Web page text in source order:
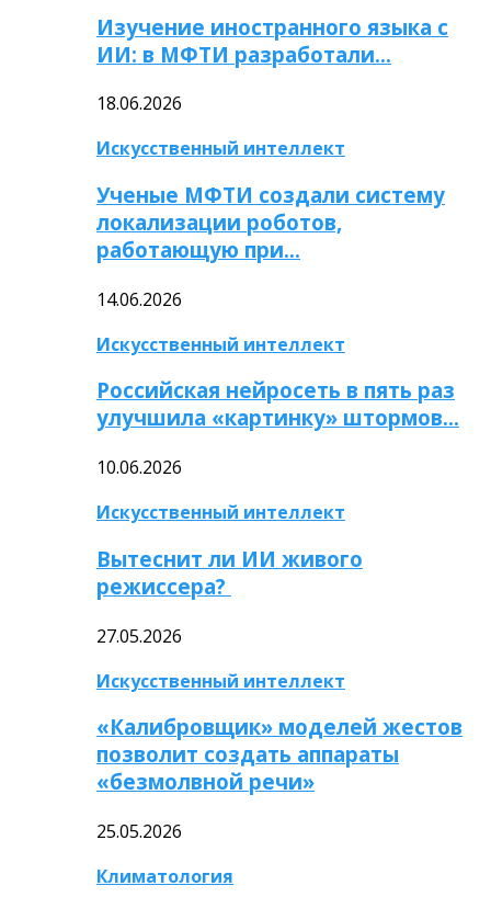
Изучение иностранного языка с
ИИ: в МФТИ разработали…
18.06.2026
Искусственный интеллект
Ученые МФТИ создали систему
локализации роботов,
работающую при…
14.06.2026
Искусственный интеллект
Российская нейросеть в пять раз
улучшила «картинку» штормов…
10.06.2026
Искусственный интеллект
Вытеснит ли ИИ живого
режиссера?
27.05.2026
Искусственный интеллект
«Калибровщик» моделей жестов
позволит создать аппараты
«безмолвной речи»
25.05.2026
Климатология